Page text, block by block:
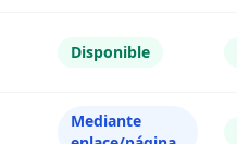
Disponible
Mediante